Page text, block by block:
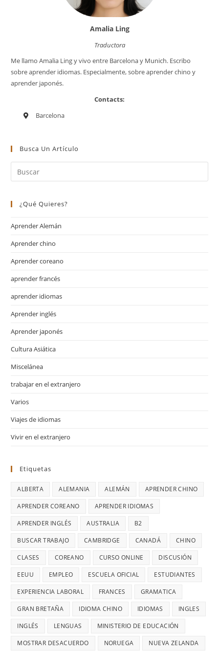
Amalia Ling
Traductora
Me llamo Amalia Ling y vivo entre Barcelona y Munich. Escribo
sobre aprender idiomas. Especialmente, sobre aprender chino y
aprender japonés.
Contacts:
Barcelona
Busca Un Artículo
¿Qué Quieres?
Aprender Alemán
Aprender chino
Aprender coreano
aprender francés
aprender idiomas
Aprender inglés
Aprender japonés
Cultura Asiática
Miscelánea
trabajar en el extranjero
Varios
Viajes de idiomas
Vivir en el extranjero
Etiquetas
ALBERTA ALEMANIA ALEMÁN APRENDER CHINO
APRENDER COREANO APRENDER IDIOMAS
APRENDER INGLÉS AUSTRALIA B2
BUSCAR TRABAJO CAMBRIDGE CANADÁ CHINO
CLASES COREANO CURSO ONLINE DISCUSIÓN
EEUU EMPLEO ESCUELA OFICIAL ESTUDIANTES
EXPERIENCIA LABORAL FRANCES GRAMATICA
GRAN BRETAÑA IDIOMA CHINO IDIOMAS INGLES
INGLÉS LENGUAS MINISTERIO DE EDUCACIÓN
MOSTRAR DESACUERDO NORUEGA NUEVA ZELANDA